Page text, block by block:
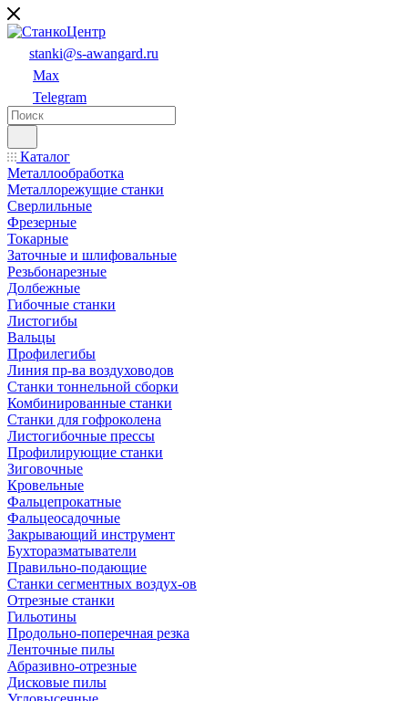
stanki@s-awangard.ru
Max
Telegram
Каталог
Металлообработка
Металлорежущие станки
Сверлильные
Фрезерные
Токарные
Заточные и шлифовальные
Резьбонарезные
Долбежные
Гибочные станки
Листогибы
Вальцы
Профилегибы
Линия пр-ва воздуховодов
Станки тоннельной сборки
Комбинированные станки
Станки для гофроколена
Листогибочные прессы
Профилирующие станки
Зиговочные
Кровельные
Фальцепрокатные
Фальцеосадочные
Закрывающий инструмент
Бухторазматыватели
Правильно-подающие
Станки сегментных воздух-ов
Отрезные станки
Гильотины
Продольно-поперечная резка
Ленточные пилы
Абразивно-отрезные
Дисковые пилы